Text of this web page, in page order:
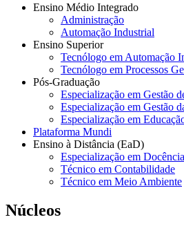
Ensino Médio Integrado
Administração
Automação Industrial
Ensino Superior
Tecnólogo em Automação
Tecnólogo em Processos
Pós-Graduação
Especialização em Gestão
Especialização em Gestão
Especialização em
Plataforma Mundi
Ensino à Distância (EaD)
Especialização em
Técnico em Contabilidade
Técnico em Meio Ambiente
Núcleos